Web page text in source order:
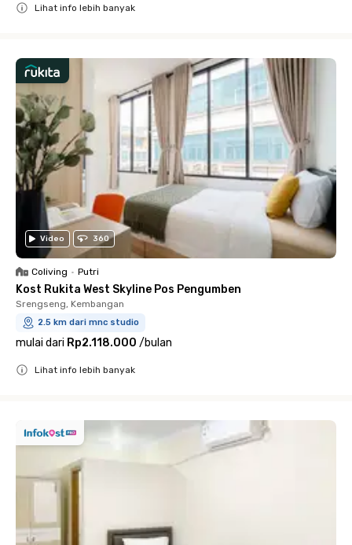
Lihat info lebih banyak
Video 360
Coliving • Putri
Kost Rukita West Skyline Pos Pengumben
Srengseng, Kembangan
2.5 km dari mnc studio
mulai dari Rp2.118.000 /bulan
Lihat info lebih banyak